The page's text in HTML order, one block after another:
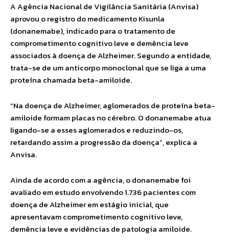
A Agência Nacional de Vigilância Sanitária (Anvisa)
aprovou o registro do medicamento Kisunla
(donanemabe), indicado para o tratamento de
comprometimento cognitivo leve e demência leve
associados à doença de Alzheimer. Segundo a entidade,
trata-se de um anticorpo monoclonal que se liga a uma
proteína chamada beta-amiloide.
“Na doença de Alzheimer, aglomerados de proteína beta-
amiloide formam placas no cérebro. O donanemabe atua
ligando-se a esses aglomerados e reduzindo-os,
retardando assim a progressão da doença”, explica a
Anvisa.
Ainda de acordo com a agência, o donanemabe foi
avaliado em estudo envolvendo 1.736 pacientes com
doença de Alzheimer em estágio inicial, que
apresentavam comprometimento cognitivo leve,
demência leve e evidências de patologia amiloide.